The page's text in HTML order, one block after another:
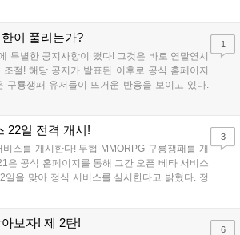
이 풀리는가?
특별한 공지사항이 떴다! 그것은 바로 연말연시
절! 해당 공지가 발표된 이후로 공식 홈페이지
구룡쟁패 유저들이 뜨거운 반응을 보이고 있다.
1
22일 전격 개시!
스를 개시한다! 무협 MMORPG 구룡쟁패를 개
은 공식 홈페이지를 통해 그간 오픈 베타 서비스
일을 맞아 정식 서비스를 실시한다고 밝혔다. 정
3
보자! 제 2탄! 6